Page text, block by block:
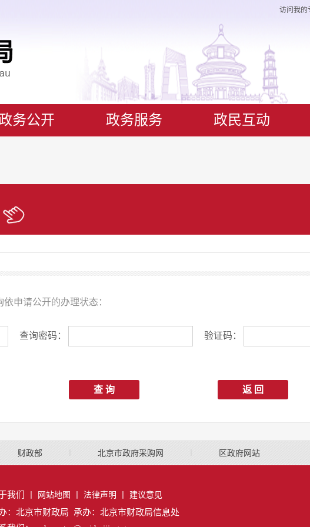
访问我的
务公开 政务服务 政民互动
申请公开的办理状态：
查询密码： 验证码：
查 询 返 回
财政部 北京市政府采购网 区政府网站
我们 网站地图 法律声明 建议意见
：北京市财政局 承办：北京市财政局信息处